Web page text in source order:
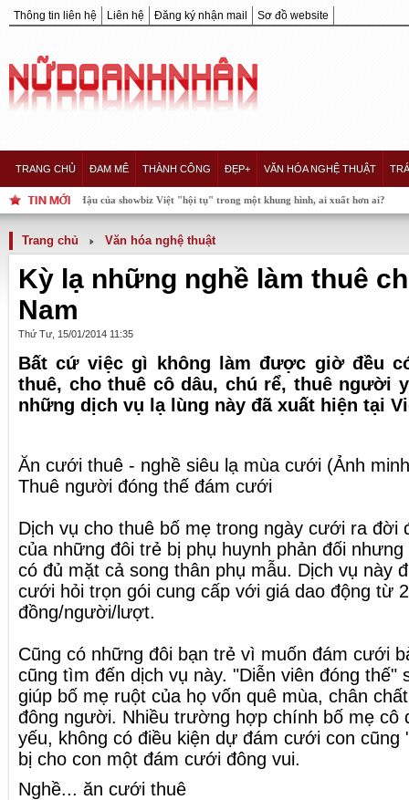
Thông tin liên hệ Liên hệ Đăng ký nhận mail Sơ đồ website
TRANG CHỦ ĐAM MÊ THÀNH CÔNG ĐẸP+ VĂN HÓA NGHỆ THUẬT
của showbiz Việt "hội tụ" trong một khung hình, ai xuất hơn ai?
Trang chủ Văn hóa nghệ thuật
Kỳ lạ những nghề làm thuê
Nam
Thứ Tư, 15/01/2014 11:35
Bất cứ việc gì không làm được giờ đều
thuê, cho thuê cô dâu, chú rể, thuê người
những dịch vụ lạ lùng này đã xuất hiện tại
Ăn cưới thuê - nghề siêu lạ mùa cưới (Ảnh
Thuê người đóng thế đám cưới
Dịch vụ cho thuê bố mẹ trong ngày cưới ra đời
của những đôi trẻ bị phụ huynh phản đối
có đủ mặt cả song thân phụ mẫu. Dịch vụ này
cưới hỏi trọn gói cung cấp với giá dao động từ
đồng/người/lượt.
Cũng có những đôi bạn trẻ vì muốn đám cưới
cũng tìm đến dịch vụ này. "Diễn viên đóng thế"
giúp bố mẹ ruột của họ vốn quê mùa, chân
đông người. Nhiều trường hợp chính bố mẹ cô
yếu, không có điều kiện dự đám cưới con cũng
bị cho con một đám cưới đông vui.
Nghề... ăn cưới thuê